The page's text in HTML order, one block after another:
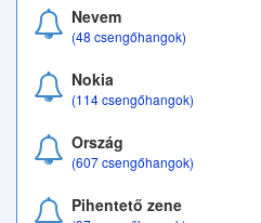
Nevem
(48 csengőhangok)
Nokia
(114 csengőhangok)
Ország
(607 csengőhangok)
Pihentető zene